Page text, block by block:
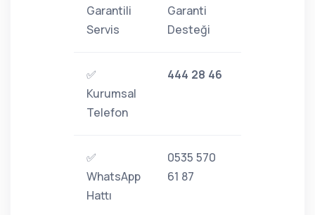
Garantili
Servis
Garanti
Desteği
✅
Kurumsal
Telefon
444 28 46
✅
WhatsApp
Hattı
0535 570
61 87